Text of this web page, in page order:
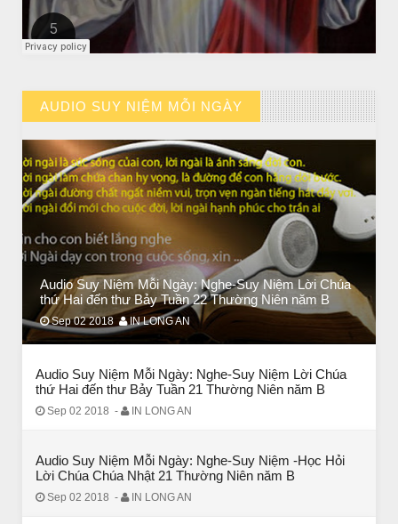
AUDIO SUY NIỆM MỖI NGÀY
// VIEW MORE BY AUDIO SUY NIỆM MỖI NGÀY
Audio Suy Niệm Mỗi Ngày: Nghe-Suy Niệm Lời Chúa
thứ Hai đến thư Bảy Tuần 22 Thường Niên năm B
Sep 02 2018 IN LONG AN
Audio Suy Niệm Mỗi Ngày: Nghe-Suy Niệm Lời Chúa
thứ Hai đến thư Bảy Tuần 21 Thường Niên năm B
Sep 02 2018 - IN LONG AN
Audio Suy Niệm Mỗi Ngày: Nghe-Suy Niệm -Học Hỏi
Lời Chúa Chúa Nhật 21 Thường Niên năm B
Sep 02 2018 - IN LONG AN
BÀI NỔI BẬT
HẠT GIỐNG TÂM HỒN